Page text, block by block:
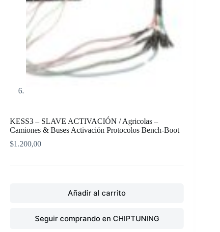
KESS3 – SLAVE ACTIVACIÓN / Agricolas –
Camiones & Buses Activación Protocolos Bench-Boot
$1.200,00
Añadir al carrito
Seguir comprando en CHIPTUNING